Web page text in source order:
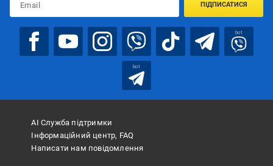
ПІДПИСАТИСЯ
bot
bot
АІ Служба підтримки
Інформаційний центр, FAQ
Написати нам повідомлення